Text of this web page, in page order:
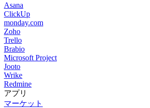
Asana
ClickUp
monday.com
Zoho
Trello
Brabio
Microsoft Project
Jooto
Wrike
Redmine
アプリ
マーケット